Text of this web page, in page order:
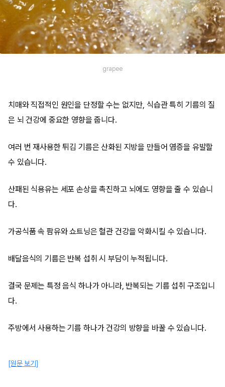
grapee
치매와 직접적인 원인을 단정할 수는 없지만, 식습관 특히 기름의 질
은 뇌 건강에 중요한 영향을 줍니다.
여러 번 재사용한 튀김 기름은 산화된 지방을 만들어 염증을 유발할
수 있습니다.
산패된 식용유는 세포 손상을 촉진하고 뇌에도 영향을 줄 수 있습니
다.
가공식품 속 팜유와 쇼트닝은 혈관 건강을 악화시킬 수 있습니다.
배달음식의 기름은 반복 섭취 시 부담이 누적됩니다.
결국 문제는 특정 음식 하나가 아니라, 반복되는 기름 섭취 구조입니
다.
주방에서 사용하는 기름 하나가 건강의 방향을 바꿀 수 있습니다.
[원문 보기]